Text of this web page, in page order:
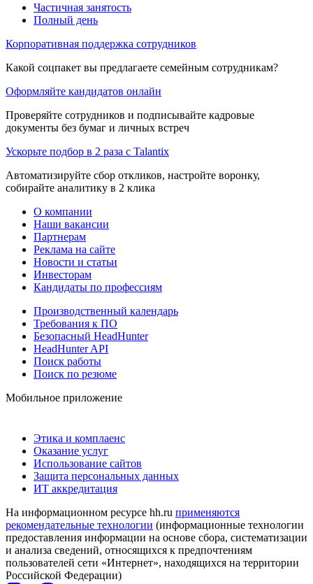
Частичная занятость
Полный день
Корпоративная поддержка сотрудников
Какой соцпакет вы предлагаете семейным сотрудникам?
Оформляйте кандидатов онлайн
Проверяйте сотрудников и подписывайте кадровые
документы без бумаг и личных встреч
Ускорьте подбор в 2 раза с Talantix
Автоматизируйте сбор откликов, настройте воронку,
собирайте аналитику в 2 клика
О компании
Наши вакансии
Партнерам
Реклама на сайте
Новости и статьи
Инвесторам
Кандидаты по профессиям
Производственный календарь
Требования к ПО
Безопасный HeadHunter
HeadHunter API
Поиск работы
Поиск по резюме
Мобильное приложение
Этика и комплаенс
Оказание услуг
Использование сайтов
Защита персональных данных
ИТ аккредитация
На информационном ресурсе hh.ru применяются
рекомендательные технологии (информационные технологии
предоставления информации на основе сбора, систематизации
и анализа сведений, относящихся к предпочтениям
пользователей сети «Интернет», находящихся на территории
Российской Федерации)